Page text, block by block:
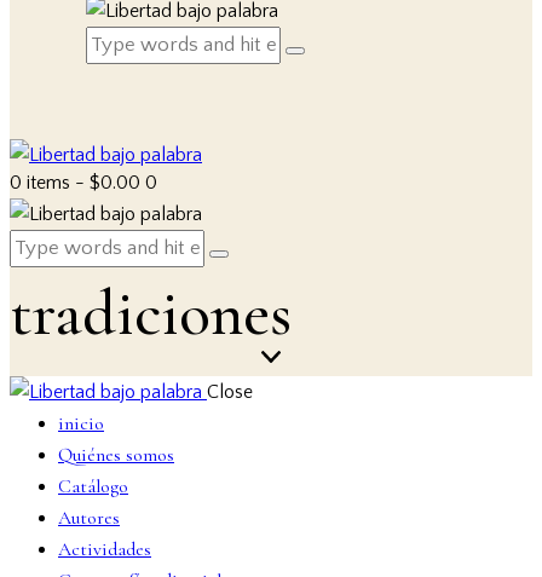
0 items - $0.00 0
tradiciones
Close
inicio
Quiénes somos
Catálogo
Autores
Actividades